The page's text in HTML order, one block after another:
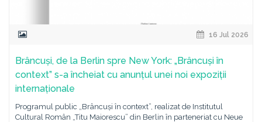
16 Jul 2026
Brâncuși, de la Berlin spre New York: „Brâncuși în
context” s-a încheiat cu anunțul unei noi expoziții
internaționale
Programul public „Brâncuși în context”, realizat de Institutul
Cultural Român „Titu Maiorescu” din Berlin în parteneriat cu Neue